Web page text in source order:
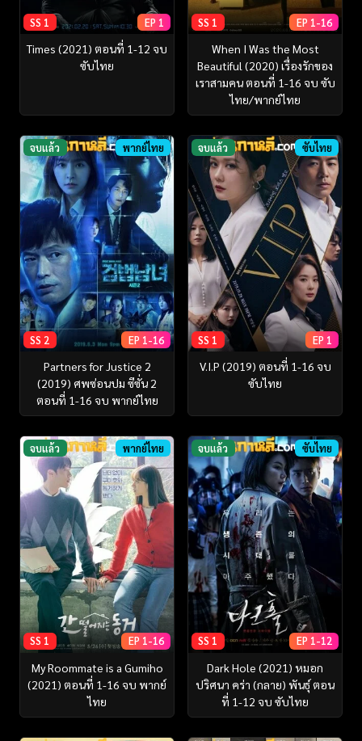
SS 1 EP 1
Times (2021) ตอนที่ 1-12 จบ
ซับไทย
SS 1 EP 1-16
When I Was the Most
Beautiful (2020) เรื่องรักของ
เราสามคน ตอนที่ 1-16 จบ ซับ
ไทย/พากย์ไทย
จบแล้ว พากย์ไทย
SS 2 EP 1-16
Partners for Justice 2
(2019) ศพซ่อนปม ซีซั่น 2
ตอนที่ 1-16 จบ พากย์ไทย
จบแล้ว ซับไทย
SS 1 EP 1
V.I.P (2019) ตอนที่ 1-16 จบ
ซับไทย
จบแล้ว พากย์ไทย
SS 1 EP 1-16
My Roommate is a Gumiho
(2021) ตอนที่ 1-16 จบ พากย์
ไทย
จบแล้ว ซับไทย
SS 1 EP 1-12
Dark Hole (2021) หมอก
ปริศนา คร่า (กลาย) พันธุ์ ตอน
ที่ 1-12 จบ ซับไทย